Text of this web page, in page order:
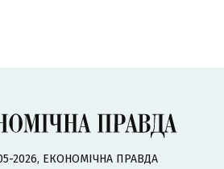
2026, ЕКОНОМІЧНА ПРАВДА